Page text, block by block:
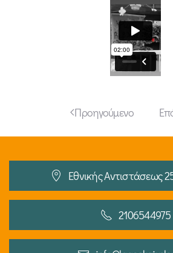
Προηγούμενο
Εθνικής Αντιστάσεως
2106544975